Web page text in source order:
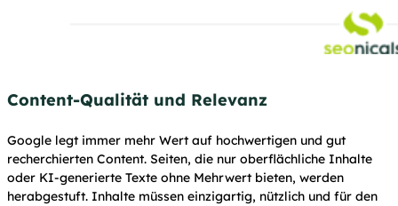
Content-Qualität und Relevanz
Google legt immer mehr Wert auf hochwertigen und gut
recherchierten Content. Seiten, die nur oberflächliche Inhalte
oder KI-generierte Texte ohne Mehrwert bieten, werden
herabgestuft. Inhalte müssen einzigartig, nützlich und für den